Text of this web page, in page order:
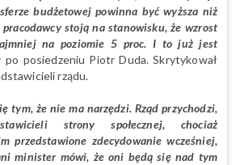
budżetowej powinna być wyższa niż
stoją na stanowisku, że wzrost
na poziomie 5 proc. I to już jest
po posiedzeniu Piotr Duda. Skrytykował
rządu.
tym, że nie ma narzędzi. Rząd przychodzi,
strony społecznej, chociaż
przedstawione zdecydowanie wcześniej,
minister mówi, że oni będą się nad tym